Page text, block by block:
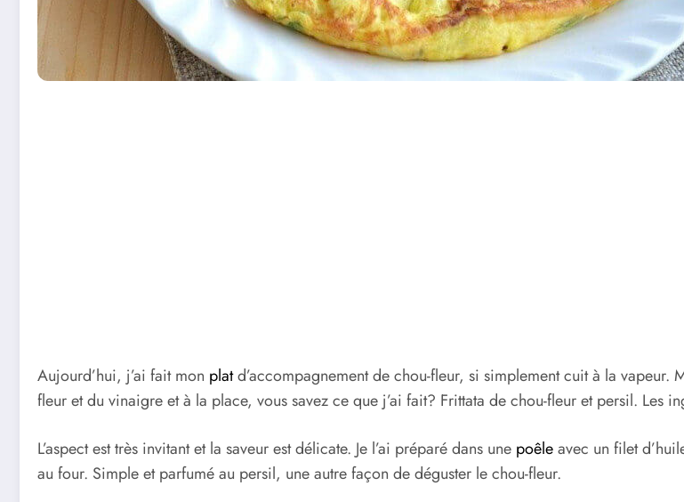
Aujourd’hui, j’ai fait mon platd’accompagnement de chou-fleur, si simplement cuit à la
fleur et du vinaigre et à la place, vous savez ce que j’ai fait? Frittata de chou-fleur et persil. Les
L’aspect est très invitant et la saveur est délicate. Je l’ai préparé dans une poêleavec un filet
au four. Simple et parfumé au persil, une autre façon de déguster le chou-fleur.